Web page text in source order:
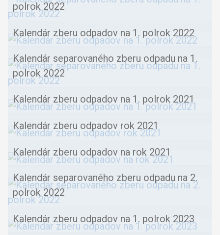
polrok 2022
Kalendár zberu odpadov na 1. polrok 2022
Kalendár separovaného zberu odpadu na 1.
polrok 2022
Kalendár zberu odpadov na 1. polrok 2021
Kalendár zberu odpadov rok 2021
Kalendár zberu odpadov na rok 2021
Kalendár separovaného zberu odpadu na 2.
polrok 2022
Kalendár zberu odpadov na 1. polrok 2023